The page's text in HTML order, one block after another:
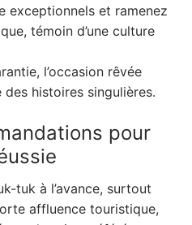
exceptionnels et ramenez
témoin d’une culture
l’occasion rêvée
des histoires singulières.
pour
tuk à l’avance, surtout
affluence touristique,